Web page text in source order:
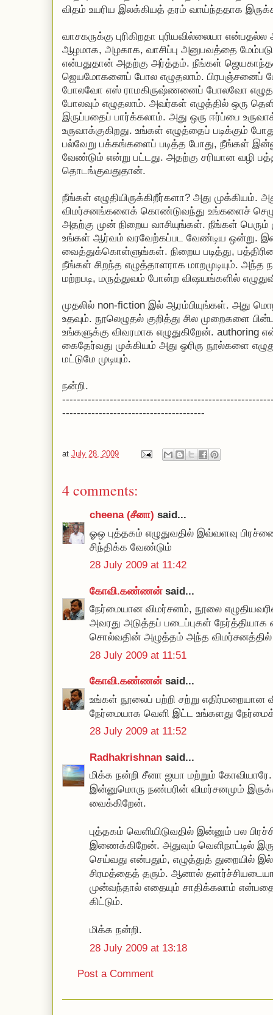
விதம் உயரிய இலக்கியத் தரம் வாய்ந்ததாக
வாசகருக்கு புரிகிறதா புரியவில்லையா
ஆழமாக, அழகாக, வாசிப்பு அனுபவத்தை
என்பதுதான் அதற்கு அர்த்தம். நீங்கள்
ஜெயமோகனைப் போல எழுதலாம். பிரபஞ்சனைப்
போலவோ எஸ் ராமகிருஷ்ணனைப் போலவோ
போலவும் எழுதலாம். அவர்கள் எழுத்தில் ஒரு
இருப்பதைப் பார்க்கலாம். அது ஒரு ஈர்ப்பை
உருவாக்குகிறது. உங்கள் எழுத்தைப் படிக்கும்
பல்வேறு பக்கங்களைப் படித்த போது, நீங்கள்
வேண்டும் என்று பட்டது. அதற்கு சரியான வழி
தொடங்குவதுதான்.
நீங்கள் எழுதியிருக்கிறீர்களா? அது முக்கியம்.
விமர்சனங்களைக் கொண்டுவந்து உங்களைச்
அதற்கு முன் நிறைய வாசியுங்கள். நீங்கள் பெரும்
உங்கள் ஆர்வம் வரவேற்கப்பட வேண்டிய ஒன்று.
வைத்துக்கொள்ளுங்கள். நிறைய படித்து,
நீங்கள் சிறந்த எழுத்தாளராக மாறமுடியும். அந்த
மற்றபடி, மருத்துவம் போன்ற விஷயங்களில்
முதலில் non-fiction இல் ஆரம்பியுங்கள். அது
உதவும். நூலெழுதல் குறித்து சில முறைகளை
உங்களுக்கு விவரமாக எழுதுகிறேன்.
கைதேர்வது முக்கியம் அது ஓரிரு நூல்களை
மட்டுமே முடியும்.
நன்றி.
---------------------------------------
at July 28, 2009
4 comments:
cheena (சீனா) said...
ஓஒ புத்தகம் எழுதுவதில் இவ்வளவு
சிந்திக்க வேண்டும்
28 July 2009 at 11:42
கோவி.கண்ணன்said...
நேர்மையான விமர்சனம், நூலை
அவரது அடுத்தப் படைப்புகள்
சொல்வதின் அழுத்தம் அந்த விமர்சனத்தில்
28 July 2009 at 11:51
கோவி.கண்ணன்said...
உங்கள் நூலைப் பற்றி சற்று எதிர்மறையான
நேர்மையாக வெளி இட்ட உங்களது
28 July 2009 at 11:52
Radhakrishnan said...
மிக்க நன்றி சீனா ஐயா மற்றும் கோவியாரே.
இன்னுமொரு நண்பரின் விமர்சனமும்
வைக்கிறேன்.
புத்தகம் வெளியிடுவதில் இன்னும் பல
இணைக்கிறேன். அதுவும் வெளிநாட்டில்
செய்வது என்பதும், எழுத்துத் துறையில்
சிரமத்தைத் தரும். ஆனால்
முன்வந்தால் எதையும் சாதிக்கலாம்
கிட்டும்.
மிக்க நன்றி.
28 July 2009 at 13:18
Post a Comment